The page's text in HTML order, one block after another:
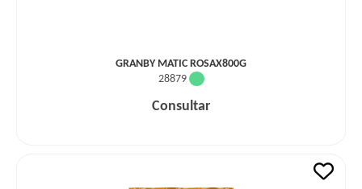
GRANBY MATIC ROSAX800G
28879
Consultar